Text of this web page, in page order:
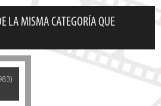
LA MISMA CATEGORÍA QUE